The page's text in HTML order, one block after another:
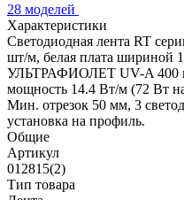
28 моделей
Характеристики
Светодиодная лента RT
шт/м, белая плата шириной
УЛЬТРАФИОЛЕТ UV-A 400
мощность 14.4 Вт/м (72 Вт
Мин. отрезок 50 мм, 3
установка на профиль.
Общие
Артикул
012815(2)
Тип товара